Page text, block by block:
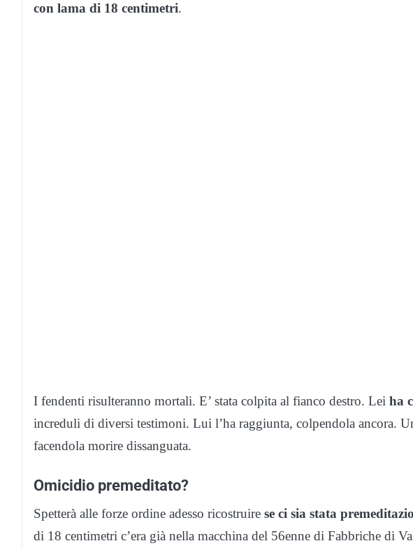
con lama di 18 centimetri.
I fendenti risulteranno mortali. E’ stata colpita al fianco destro. Lei ha
increduli di diversi testimoni. Lui l’ha raggiunta, colpendola ancora.
facendola morire dissanguata.
Omicidio premeditato?
Spetterà alle forze ordine adesso ricostruire se ci sia stata
di 18 centimetri c’era già nella macchina del 56enne di Fabbriche di